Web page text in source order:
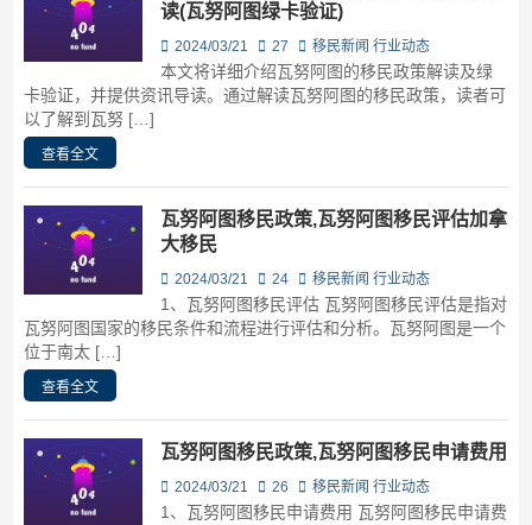
读(瓦努阿图绿卡验证)
2024/03/21 27 移民新闻 行业动态
本文将详细介绍瓦努阿图的移民政策解读及绿
卡验证，并提供资讯导读。通过解读瓦努阿图的移民政策，读者可
以了解到瓦努 […]
查看全文
瓦努阿图移民政策,瓦努阿图移民评估加拿
大移民
2024/03/21 24 移民新闻 行业动态
1、瓦努阿图移民评估 瓦努阿图移民评估是指对
瓦努阿图国家的移民条件和流程进行评估和分析。瓦努阿图是一个
位于南太 […]
查看全文
瓦努阿图移民政策,瓦努阿图移民申请费用
2024/03/21 26 移民新闻 行业动态
1、瓦努阿图移民申请费用 瓦努阿图移民申请费